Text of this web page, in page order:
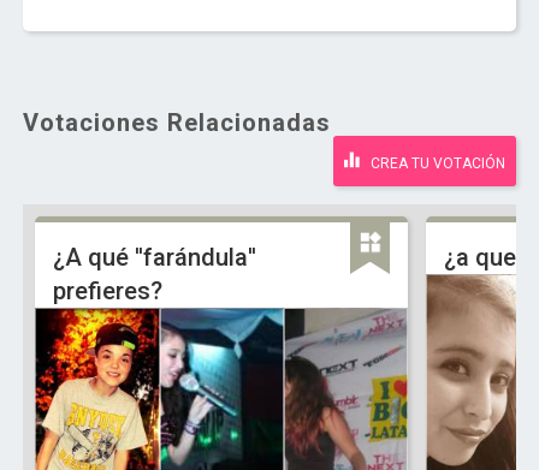
Votaciones Relacionadas
CREA TU VOTACIÓN
¿A qué ''farándula''
prefieres?
¿a que